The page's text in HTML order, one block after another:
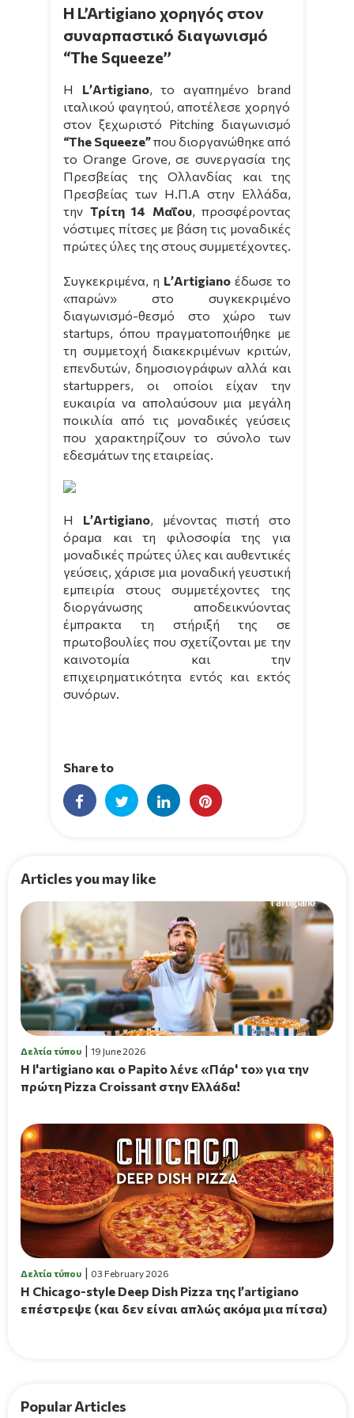
H L’Artigiano χορηγός στον
συναρπαστικό διαγωνισμό
“The Squeeze’’
H L’Artigiano, το αγαπημένο brand
ιταλικού φαγητού, αποτέλεσε χορηγό
στον ξεχωριστό Pitching διαγωνισμό
“The Squeeze”που διοργανώθηκε από
το Orange Grove, σε συνεργασία της
Πρεσβείας της Ολλανδίας και της
Πρεσβείας των Η.Π.Α στην Ελλάδα,
την Τρίτη 14 Μαΐου, προσφέροντας
νόστιμες πίτσες με βάση τις μοναδικές
πρώτες ύλες της στους συμμετέχοντες.
Συγκεκριμένα, η L’Artigiano έδωσε το
«παρών» στο συγκεκριμένο
διαγωνισμό-θεσμό στο χώρο των
startups, όπου πραγματοποιήθηκε με
τη συμμετοχή διακεκριμένων κριτών,
επενδυτών, δημοσιογράφων αλλά και
startuppers, οι οποίοι είχαν την
ευκαιρία να απολαύσουν μια μεγάλη
ποικιλία από τις μοναδικές γεύσεις
που χαρακτηρίζουν το σύνολο των
εδεσμάτων της εταιρείας.
Η L’Artigiano, μένοντας πιστή στο
όραμα και τη φιλοσοφία της για
μοναδικές πρώτες ύλες και αυθεντικές
γεύσεις, χάρισε μια μοναδική γευστική
εμπειρία στους συμμετέχοντες της
διοργάνωσης αποδεικνύοντας
έμπρακτα τη στήριξή της σε
πρωτοβουλίες που σχετίζονται με την
καινοτομία και την
επιχειρηματικότητα εντός και εκτός
συνόρων.
Share to
Articles you may like
Δελτία τύπου 19 June 2026
H l'artigiano και ο Papito λένε «Πάρ' το» για την
πρώτη Pizza Croissant στην Ελλάδα!
Δελτία τύπου 03 February 2026
Η Chicago-style Deep Dish Pizza της l’artigiano
επέστρεψε (και δεν είναι απλώς ακόμα μια πίτσα)
Popular Articles